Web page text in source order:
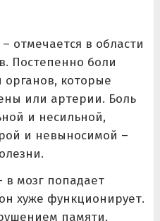
отмечается в области
Постепенно боли
которые
или артерии. Боль
и несильной,
и невыносимой –
в мозг попадает
хуже функционирует.
памяти,